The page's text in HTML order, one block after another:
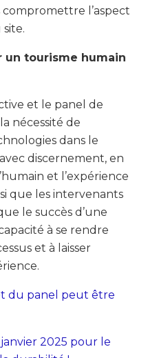
l’aspect
un tourisme humain
et le panel de
nécessité de
dans le
discernement, en
et l’expérience
que les intervenants
le succès d’une
à se rendre
et à laisser
du panel peut être
2025 pour le